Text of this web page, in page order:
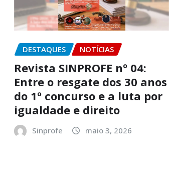
DESTAQUES NOTÍCIAS
Revista SINPROFE nº 04:
Entre o resgate dos 30 anos
do 1º concurso e a luta por
igualdade e direito
Sinprofe maio 3, 2026